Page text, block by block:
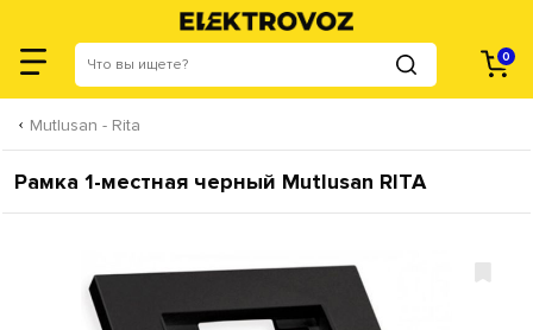
0
Mutlusan - Rita
Рамка 1-местная черный Mutlusan RITA